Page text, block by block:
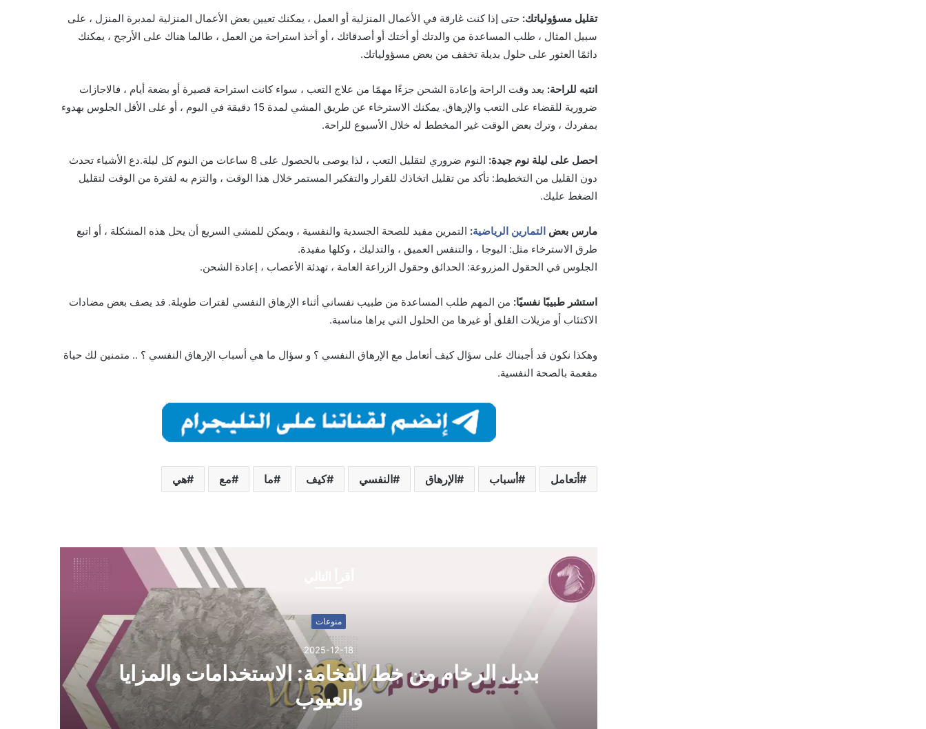
تقليل مسؤولياتك: حتى إذا كنت غارقة في الأعمال المنزلية أو العمل ، يمكنك تعيين بعض الأعمال المنزلية لمدبرة المنزل ، على
سبيل المثال ، طلب المساعدة من والدتك أو أختك أو أصدقائك ، أو أخذ استراحة من العمل ، طالما هناك على الأرجح ، يمكنك
دائمًا العثور على حلول بديلة تخفف من بعض مسؤولياتك.
انتبه للراحة: يعد وقت الراحة وإعادة الشحن جزءًا مهمًا من علاج التعب ، سواء كانت استراحة قصيرة أو بضعة أيام ، فالاجازات
ضرورية للقضاء على التعب والإرهاق. يمكنك الاسترخاء عن طريق المشي لمدة 15 دقيقة في اليوم ، أو على الأقل الجلوس بهدوء
بمفردك ، وترك بعض الوقت غير المخطط له خلال الأسبوع للراحة.
احصل على ليلة نوم جيدة:
النوم ضروري لتقليل التعب ، لذا يوصى بالحصول على 8 ساعات من النوم كل ليلة.دع الأشياء تحدث
دون القليل من التخطيط: تأكد من تقليل اتخاذك للقرار والتفكير المستمر خلال هذا الوقت ، والتزم به لفترة من الوقت لتقليل
الضغط عليك.
مارس بعض التمارين الرياضية: التمرين مفيد للصحة الجسدية والنفسية ، ويمكن للمشي السريع أن يحل هذه المشكلة ، أو اتبع
طرق الاسترخاء مثل: اليوجا ، والتنفس العميق ، والتدليك ، وكلها مفيدة.
الجلوس في الحقول المزروعة: الحدائق وحقول الزراعة العامة ، تهدئة الأعصاب ، إعادة الشحن.
استشر طبيبًا نفسيًا: من المهم طلب المساعدة من طبيب نفساني أثناء الإرهاق النفسي لفترات طويلة. قد يصف بعض مضادات
الاكتئاب أو مزيلات القلق أو غيرها من الحلول التي يراها مناسبة.
وهكذا نكون قد أجبناك على سؤال كيف أتعامل مع الإرهاق النفسي ؟ و سؤال ما هي أسباب الإرهاق النفسي ؟ .. متمنين لك حياة
مفعمة بالصحة النفسية.
أتعامل أسباب الإرهاق النفسي كيف ما مع هي
منوعات
2025-12-18
بديل الرخام من خط الفخامة: الاستخدامات والمزايا
والعيوب